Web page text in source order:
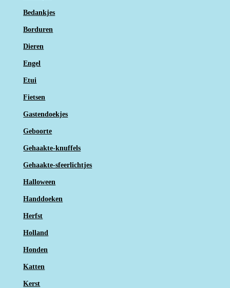
Bedankjes
Borduren
Dieren
Engel
Etui
Fietsen
Gastendoekjes
Geboorte
Gehaakte-knuffels
Gehaakte-sfeerlichtjes
Halloween
Handdoeken
Herfst
Holland
Honden
Katten
Kerst